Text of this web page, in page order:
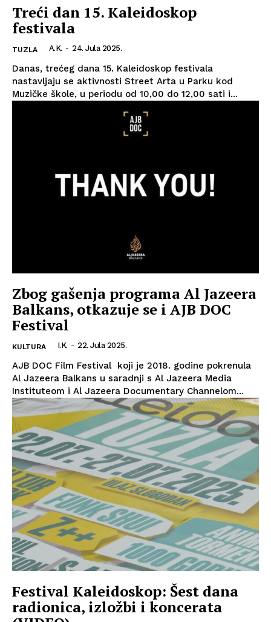
Treći dan 15. Kaleidoskop
festivala
TUZLA A.K. - 24. Jula 2025.
Danas, trećeg dana 15. Kaleidoskop festivala
nastavljaju se aktivnosti Street Arta u Parku kod
Muzičke škole, u periodu od 10,00 do 12,00 sati i...
Zbog gašenja programa Al Jazeera
Balkans, otkazuje se i AJB DOC
Festival
KULTURA I.K. - 22. Jula 2025.
AJB DOC Film Festival koji je 2018. godine pokrenula
Al Jazeera Balkans u saradnji s Al Jazeera Media
Instituteom i Al Jazeera Documentary Channelom...
Festival Kaleidoskop: Šest dana
radionica, izložbi i koncerata